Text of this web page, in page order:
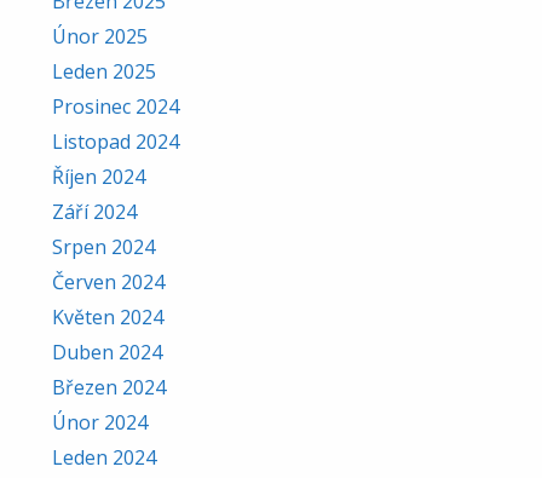
Únor 2025
Leden 2025
Prosinec 2024
Listopad 2024
Říjen 2024
Září 2024
Srpen 2024
Červen 2024
Květen 2024
Duben 2024
Březen 2024
Únor 2024
Leden 2024